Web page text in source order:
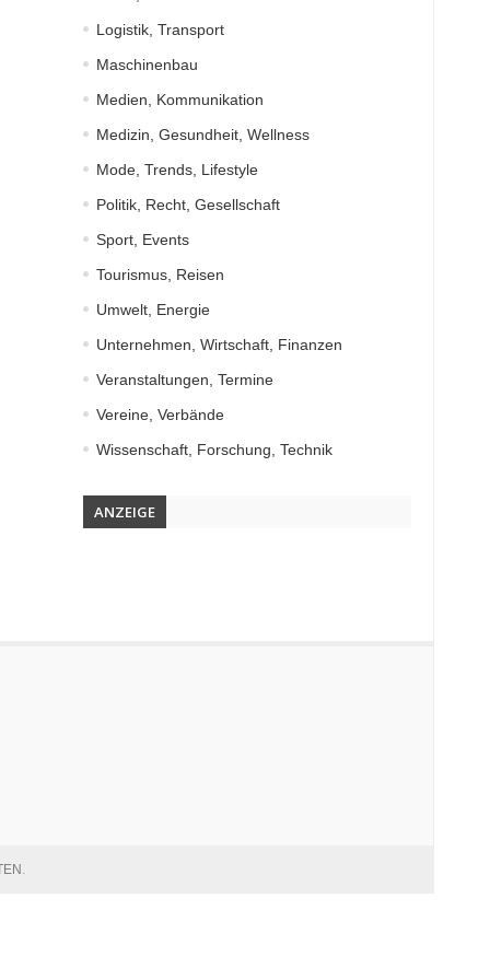
Logistik, Transport
Maschinenbau
Medien, Kommunikation
Medizin, Gesundheit, Wellness
Mode, Trends, Lifestyle
Politik, Recht, Gesellschaft
Sport, Events
Tourismus, Reisen
Umwelt, Energie
Unternehmen, Wirtschaft, Finanzen
Veranstaltungen, Termine
Vereine, Verbände
Wissenschaft, Forschung, Technik
ANZEIGE
.